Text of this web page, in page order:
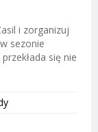
i zorganizuj
sezonie
się nie